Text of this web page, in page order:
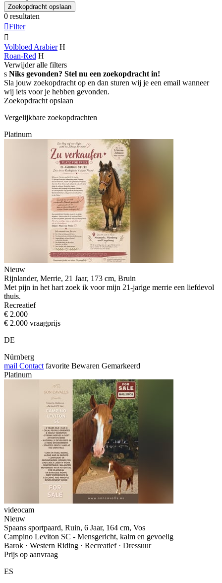
Zoekopdracht opslaan
0 resultaten
Filter

Volbloed Arabier H
Roan-Red H
Verwijder alle filters
s Niks gevonden? Stel nu een zoekopdracht in!
Sla jouw zoekopdracht op en dan sturen wij je een email wanneer
wij iets voor je hebben gevonden.
Zoekopdracht opslaan
Vergelijkbare zoekopdrachten
Platinum
Nieuw
Rijnlander, Merrie, 21 Jaar, 173 cm, Bruin
Met pijn in het hart zoek ik voor mijn 21-jarige merrie een liefdevol
thuis.
Recreatief
€ 2.000
€ 2.000 vraagprijs
DE
Nürnberg
mail Contact favorite Bewaren Gemarkeerd
Platinum
videocam
Nieuw
Spaans sportpaard, Ruin, 6 Jaar, 164 cm, Vos
Campino Leviton SC - Mensgericht, kalm en gevoelig
Barok · Western Riding · Recreatief · Dressuur
Prijs op aanvraag
ES